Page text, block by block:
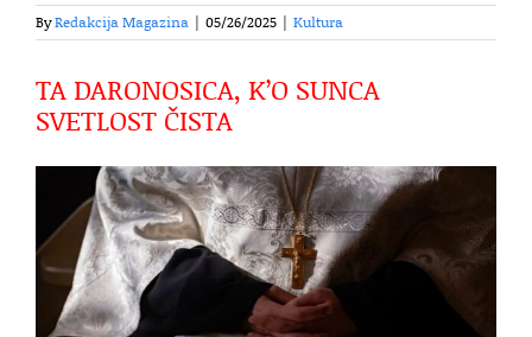
ByRedakcija Magazina 05/26/2025 Kultura
TA DARONOSICA, K’O SUNCA
SVETLOST ČISTA